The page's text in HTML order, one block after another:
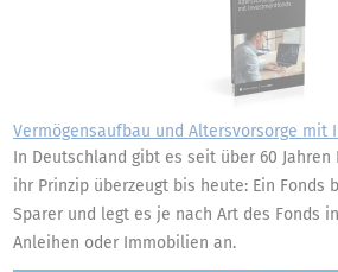
Vermögensaufbau und Altersvorsorge mit
In Deutschland gibt es seit über 60
ihr Prinzip überzeugt bis heute: Ein Fonds
Sparer und legt es je nach Art des Fonds
Anleihen oder Immobilien an.